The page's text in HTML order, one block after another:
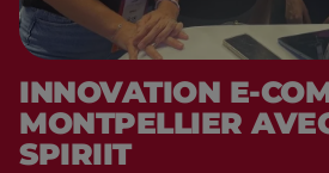
INNOVATION E-
MONTPELLIER
SPIRIIT